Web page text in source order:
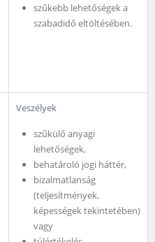
szűkebb lehetőségek a
szabadidő eltöltésében.
Veszélyek
szűkülő anyagi
lehetőségek,
behatároló jogi háttér,
bizalmatlanság
(teljesítmények,
képességek tekintetében)
vagy